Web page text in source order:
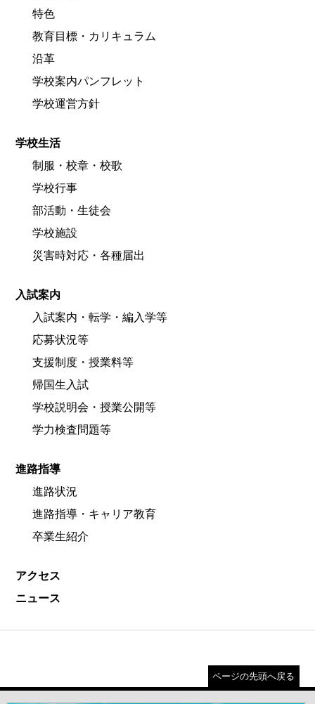
特色
教育目標・カリキュラム
沿革
学校案内パンフレット
学校運営方針
学校生活
制服・校章・校歌
学校行事
部活動・生徒会
学校施設
災害時対応・各種届出
入試案内
入試案内・転学・編入学等
応募状況等
支援制度・授業料等
帰国生入試
学校説明会・授業公開等
学力検査問題等
進路指導
進路状況
進路指導・キャリア教育
卒業生紹介
アクセス
ニュース
ページの先頭へ戻る